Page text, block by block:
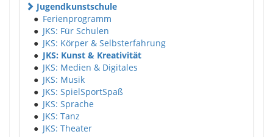
Jugendkunstschule
● Ferienprogramm
● JKS: Für Schulen
● JKS: Körper & Selbsterfahrung
● JKS: Kunst & Kreativität
● JKS: Medien & Digitales
● JKS: Musik
● JKS: SpielSportSpaß
● JKS: Sprache
● JKS: Tanz
● JKS: Theater